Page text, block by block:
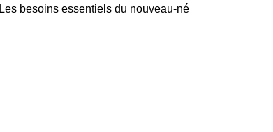
Les besoins essentiels du nouveau-né